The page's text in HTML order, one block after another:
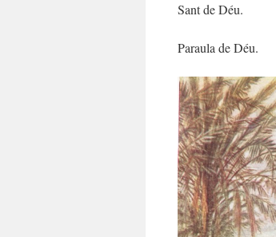
Sant de Déu.
Paraula de Déu.